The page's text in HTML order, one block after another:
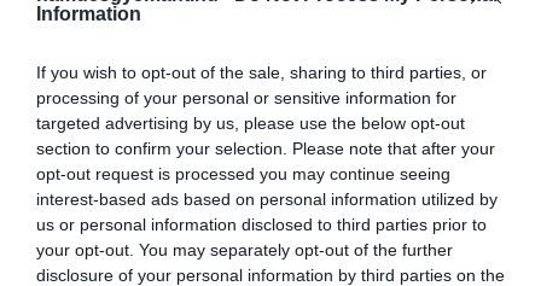
Information
If you wish to opt-out of the sale, sharing to third parties, or
processing of your personal or sensitive information for
targeted advertising by us, please use the below opt-out
section to confirm your selection. Please note that after your
opt-out request is processed you may continue seeing
interest-based ads based on personal information utilized by
us or personal information disclosed to third parties prior to
your opt-out. You may separately opt-out of the further
disclosure of your personal information by third parties on the
közlekedni, ilyen lesz az alábbi pár:
Püspökladány és Debrecen
Százhalombatta és Pusztaszabolcs
Aszód és Hatvan
Ha tovább olvasnál:Japánban szándékosan
lassítják a nosztalgiavonatokat